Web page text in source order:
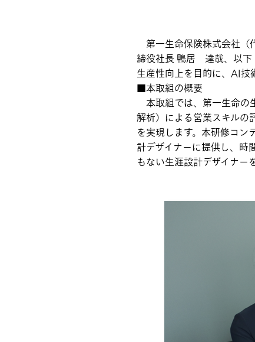
第一生命保険株式会社（
締役社長 鴨居 達哉、以下
生産性向上を目的に、AI技
■本取組の概要
本取組では、第一生命の
解析）による営業スキルの
を実現します。本研修コン
計デザイナーに提供し、時
もない生涯設計デザイナー